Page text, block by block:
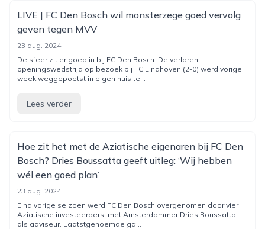
LIVE | FC Den Bosch wil monsterzege goed vervolg
geven tegen MVV
23 aug. 2024
De sfeer zit er goed in bij FC Den Bosch. De verloren
openingswedstrijd op bezoek bij FC Eindhoven (2-0) werd vorige
week weggepoetst in eigen huis te...
Lees verder
Hoe zit het met de Aziatische eigenaren bij FC Den
Bosch? Dries Boussatta geeft uitleg: ‘Wij hebben
wél een goed plan’
23 aug. 2024
Eind vorige seizoen werd FC Den Bosch overgenomen door vier
Aziatische investeerders, met Amsterdammer Dries Boussatta
als adviseur. Laatstgenoemde ga...